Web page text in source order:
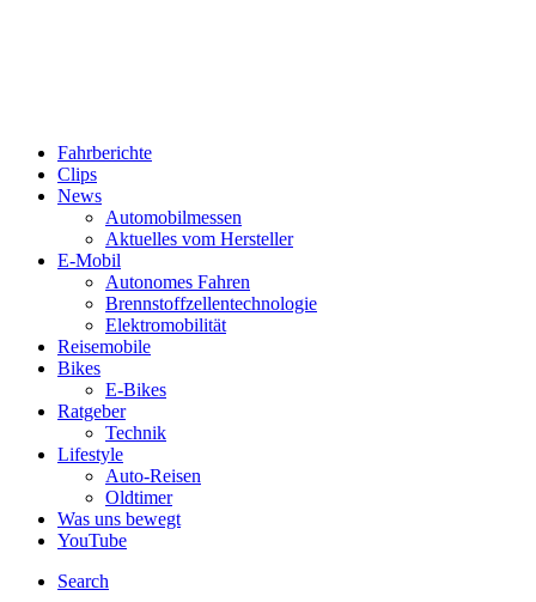
Fahrberichte
Clips
News
Automobilmessen
Aktuelles vom Hersteller
E-Mobil
Autonomes Fahren
Brennstoffzellentechnologie
Elektromobilität
Reisemobile
Bikes
E-Bikes
Ratgeber
Technik
Lifestyle
Auto-Reisen
Oldtimer
Was uns bewegt
YouTube
Search